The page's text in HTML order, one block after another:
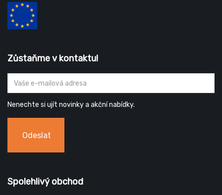
Zůstaňme v kontaktu!
Nenechte si ujít novinky a akční nabídky.
Odeslat
Spolehlivý obchod